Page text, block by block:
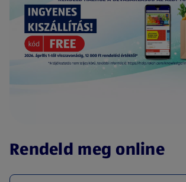
Rendeld meg online